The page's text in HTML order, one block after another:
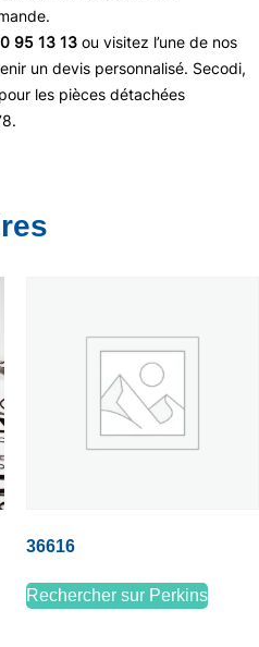
95 13 13 ou visitez l’une de nos
un devis personnalisé. Secodi,
les pièces détachées
36616
Rechercher sur Perkins